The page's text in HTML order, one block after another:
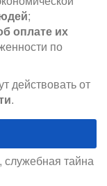
;
оплате их
по
действовать от
.
служебная тайна